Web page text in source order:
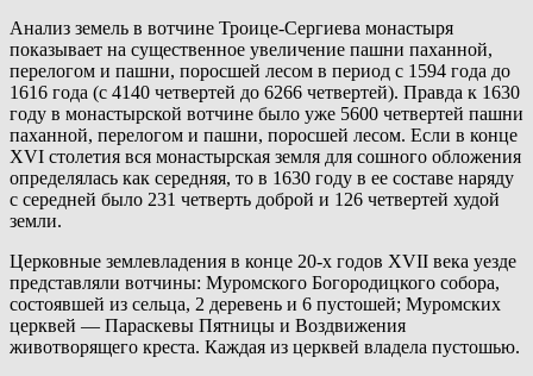
Анализ земель в вотчине Троице-Сергиева монастыря
показывает на существенное увеличение пашни паханной,
перелогом и пашни, поросшей лесом в период с 1594 года до
1616 года (с 4140 четвертей до 6266 четвертей). Правда к 1630
году в монастырской вотчине было уже 5600 четвертей пашни
паханной, перелогом и пашни, поросшей лесом. Если в конце
XVI столетия вся монастырская земля для сошного обложения
определялась как середняя, то в 1630 году в ее составе наряду
с середней было 231 четверть доброй и 126 четвертей худой
земли.
Церковные землевладения в конце 20-х годов XVII века уезде
представляли вотчины: Муромского Богородицкого собора,
состоявшей из сельца, 2 деревень и 6 пустошей; Муромских
церквей — Параскевы Пятницы и Воздвижения
животворящего креста. Каждая из церквей владела пустошью.